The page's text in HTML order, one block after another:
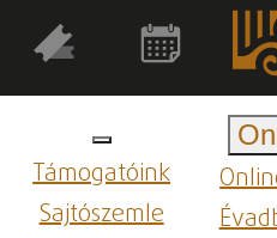
Támogatóink
Sajtószemle